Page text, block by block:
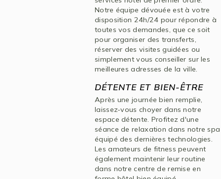
Notre équipe dévouée est à votre
disposition 24h/24 pour répondre à
toutes vos demandes, que ce soit
pour organiser des transferts,
réserver des visites guidées ou
simplement vous conseiller sur les
meilleures adresses de la ville.
DÉTENTE ET BIEN-ÊTRE
Après une journée bien remplie,
laissez-vous choyer dans notre
espace détente. Profitez d'une
séance de relaxation dans notre spa
équipé des dernières technologies.
Les amateurs de fitness peuvent
également maintenir leur routine
dans notre centre de remise en